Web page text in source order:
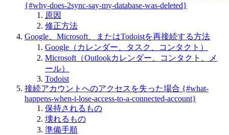
{#why-does-2sync-say-my-database-was-deleted}
原因
修正方法
Google、Microsoft、またはTodoistを再接続する方法
Google（カレンダー、タスク、コンタクト）
Microsoft（Outlookカレンダー、コンタクト、メ
ール）
Todoist
接続アカウントへのアクセスを失った場合 {#what-
happens-when-i-lose-access-to-a-connected-account}
保持されるもの
壊れるもの
準備手順